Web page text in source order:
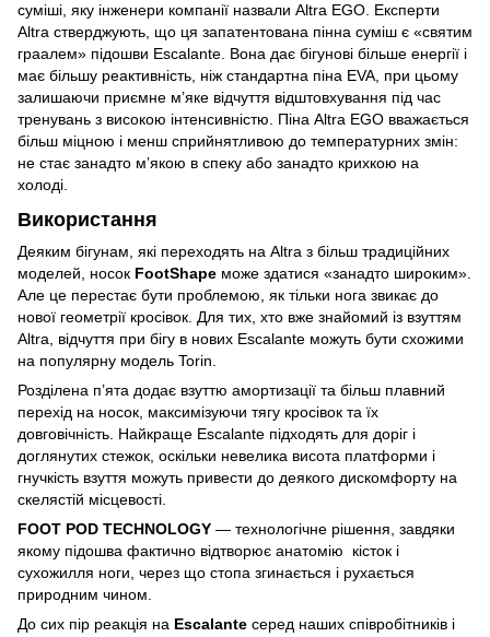
суміші, яку інженери компанії назвали Altra EGO. Експерти
Altra стверджують, що ця запатентована пінна суміш є «святим
граалем» підошви Escalante. Вона дає бігунові більше енергії і
має більшу реактивність, ніж стандартна піна EVA, при цьому
залишаючи приємне м’яке відчуття відштовхування під час
тренувань з високою інтенсивністю. Піна Altra EGO вважається
більш міцною і менш сприйнятливою до температурних змін:
не стає занадто м’якою в спеку або занадто крихкою на
холоді.
Використання
Деяким бігунам, які переходять на Altra з більш традиційних
моделей, носок FootShape може здатися «занадто широким».
Але це перестає бути проблемою, як тільки нога звикає до
нової геометрії кросівок. Для тих, хто вже знайомий із взуттям
Altra, відчуття при бігу в нових Escalante можуть бути схожими
на популярну модель Torin.
Розділена п’ята додає взуттю амортизації та більш плавний
перехід на носок, максимізуючи тягу кросівок та їх
довговічність. Найкраще Escalante підходять для доріг і
доглянутих стежок, оскільки невелика висота платформи і
гнучкість взуття можуть привести до деякого дискомфорту на
скелястій місцевості.
FOOT POD TECHNOLOGY — технологічне рішення, завдяки
якому підошва фактично відтворює анатомію кісток і
сухожилля ноги, через що стопа згинається і рухається
природним чином.
До сих пір реакція на Escalante серед наших співробітників і